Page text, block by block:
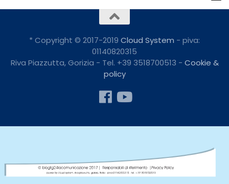
* Copyright © 2017-2019 Cloud System - piva:
01140820315
Riva Piazzutta, Gorizia - Tel. +39 3518700513 - Cookie &
policy